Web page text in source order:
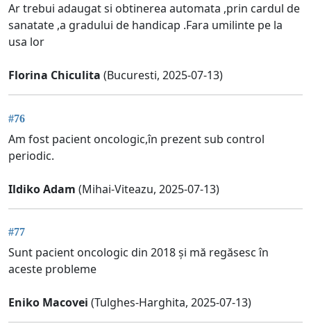
Ar trebui adaugat si obtinerea automata ,prin cardul de
sanatate ,a gradului de handicap .Fara umilinte pe la
usa lor
Florina Chiculita (Bucuresti, 2025-07-13)
#76
Am fost pacient oncologic,în prezent sub control
periodic.
Ildiko Adam (Mihai-Viteazu, 2025-07-13)
#77
Sunt pacient oncologic din 2018 și mă regăsesc în
aceste probleme
Eniko Macovei (Tulghes-Harghita, 2025-07-13)